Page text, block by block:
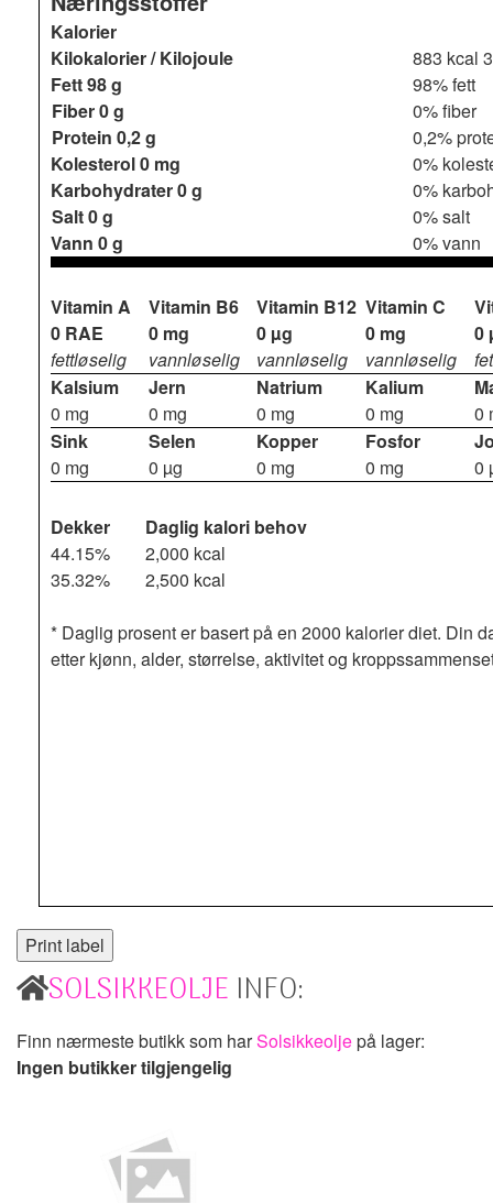
Kalorier
Kilokalorier / Kilojoule
883 kcal
Fett98 g
98% fett
Fiber0 g
0% fiber
Protein 0,2 g
0,2%
Kolesterol0 mg
0%
Karbohydrater0 g
0%
Salt0 g
0% salt
Vann 0 g 0% vann
Vitamin A
0 RAE
fettløselig
Vitamin B6
0 mg
vannløselig
Vitamin B12
0 µg
vannløselig
Vitamin C
0 mg
vannløselig
0
Kalsium
0 mg
Jern
0 mg
Natrium
0 mg
Kalium
0 mg
0
Sink
0 mg
Selen
0 µg
Kopper
0 mg
Fosfor
0 mg
0
Dekker
Daglig kalori behov
44.15%
2,000 kcal
35.32%
2,500 kcal
* Daglig prosent er basert på en 2000 kalorier diet. Din
etter kjønn, alder, størrelse, aktivitet og
SOLSIKKEOLJE INFO:
Finn nærmeste butikk som harSolsikkeoljepå lager:
Ingen butikker tilgjengelig